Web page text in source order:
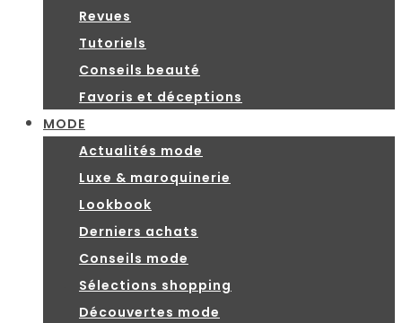
Revues
Tutoriels
Conseils beauté
Favoris et déceptions
MODE
Actualités mode
Luxe & maroquinerie
Lookbook
Derniers achats
Conseils mode
Sélections shopping
Découvertes mode